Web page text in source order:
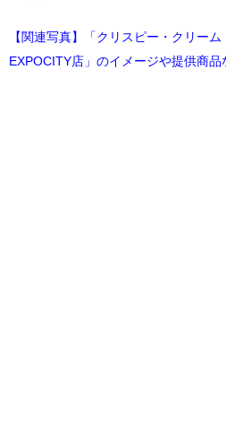
【関連写真】「クリスピー・クリー
EXPOCITY店」のイメージや提供商